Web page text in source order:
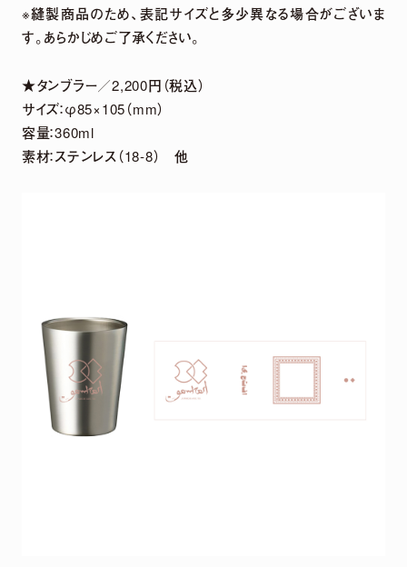
※縫製商品のため、表記サイズと多少異なる場合がございま
す。あらかじめご了承ください。
★タンブラー／2,200円（税込）
サイズ：φ85×105（mm）
容量：360ml
素材：ステンレス（18-8） 他